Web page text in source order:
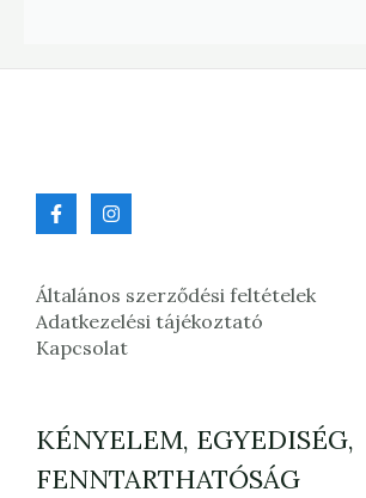
Általános szerződési feltételek
Adatkezelési tájékoztató
Kapcsolat
KÉNYELEM, EGYEDISÉG,
FENNTARTHATÓSÁG